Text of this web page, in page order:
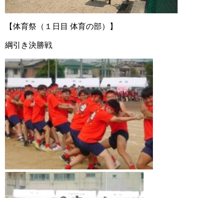
【体育祭（１日目 体育の部）】
綱引き決勝戦